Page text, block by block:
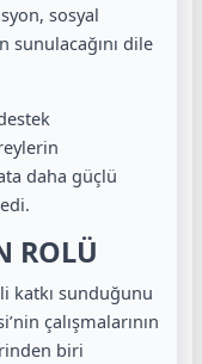
sosyal
sunulacağını dile
daha güçlü
ROLÜ
katkı sunduğunu
çalışmalarının
biri